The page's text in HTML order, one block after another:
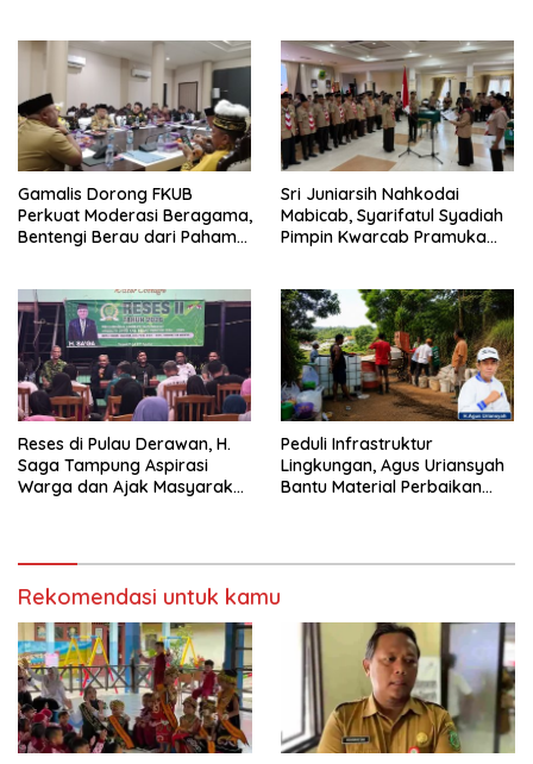
Gamalis Dorong FKUB
Perkuat Moderasi Beragama,
Bentengi Berau dari Paham
Sri Juniarsih Nahkodai
Mabicab, Syarifatul Syadiah
Pimpin Kwarcab Pramuka
Reses di Pulau Derawan, H.
Saga Tampung Aspirasi
Warga dan Ajak Masyarakat
Peduli Infrastruktur
Lingkungan, Agus Uriansyah
Bantu Material Perbaikan
Rekomendasi untuk kamu